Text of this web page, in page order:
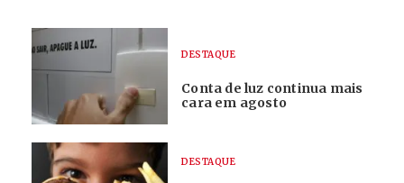
DESTAQUE
Conta de luz continua mais
cara em agosto
DESTAQUE